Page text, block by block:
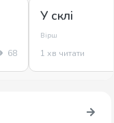
68
У склі
Вірш
1 хв читати